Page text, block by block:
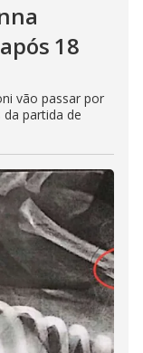
18
vão passar por
partida de